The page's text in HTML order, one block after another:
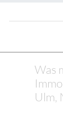
Was
Ulm,